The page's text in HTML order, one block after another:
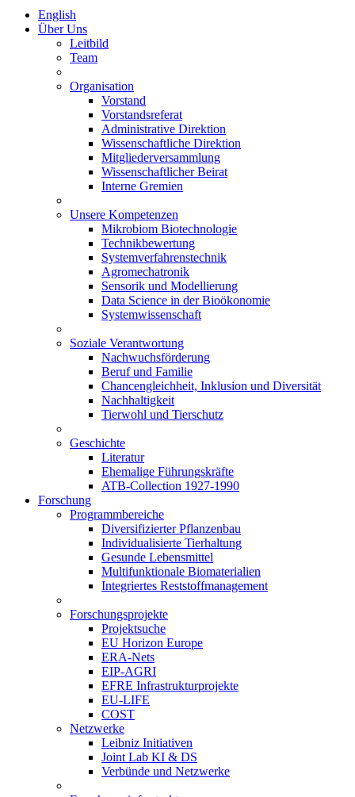
English
Über Uns
Leitbild
Team
Organisation
Vorstand
Vorstandsreferat
Administrative Direktion
Wissenschaftliche Direktion
Mitgliederversammlung
Wissenschaftlicher Beirat
Interne Gremien
Unsere Kompetenzen
Mikrobiom Biotechnologie
Technikbewertung
Systemverfahrenstechnik
Agromechatronik
Sensorik und Modellierung
Data Science in der Bioökonomie
Systemwissenschaft
Soziale Verantwortung
Nachwuchsförderung
Beruf und Familie
Chancengleichheit, Inklusion und Diversität
Nachhaltigkeit
Tierwohl und Tierschutz
Geschichte
Literatur
Ehemalige Führungskräfte
ATB-Collection 1927-1990
Forschung
Programmbereiche
Diversifizierter Pflanzenbau
Individualisierte Tierhaltung
Gesunde Lebensmittel
Multifunktionale Biomaterialien
Integriertes Reststoffmanagement
Forschungsprojekte
Projektsuche
EU Horizon Europe
ERA-Nets
EIP-AGRI
EFRE Infrastrukturprojekte
EU-LIFE
COST
Netzwerke
Leibniz Initiativen
Joint Lab KI & DS
Verbünde und Netzwerke